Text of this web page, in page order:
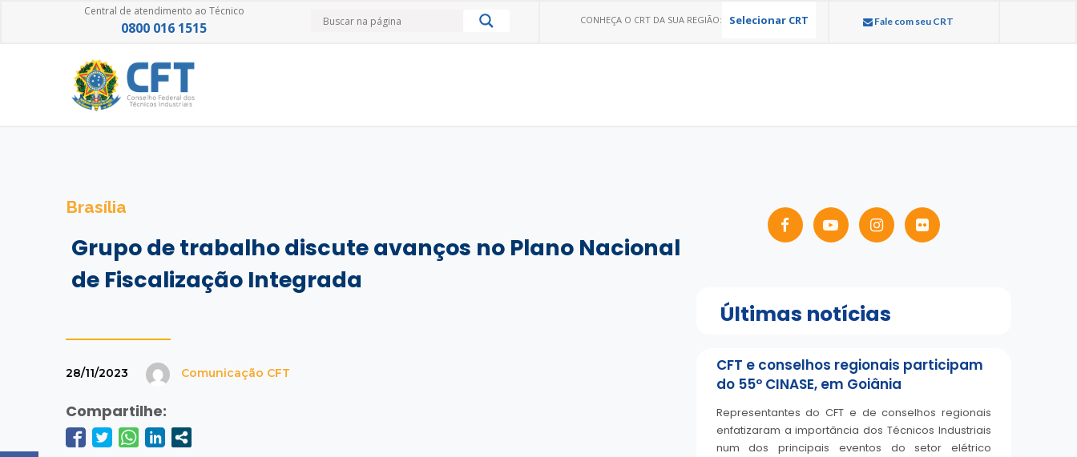
Central de atendimento ao Técnico
0800 016 1515 CONHEÇA O CRT DA SUA REGIÃO: Selecionar CRT Fale com seu CRT
Brasília
Grupo de trabalho discute avanços no Plano Nacional
de Fiscalização Integrada
28/11/2023 Comunicação CFT
Compartilhe:
Últimas notícias
CFT e conselhos regionais participam
do 55º CINASE, em Goiânia
Representantes do CFT e de conselhos regionais
enfatizaram a importância dos Técnicos Industriais
num dos principais eventos do setor elétrico